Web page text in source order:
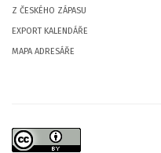
Z ČESKÉHO ZÁPASU
EXPORT KALENDÁŘE
MAPA ADRESÁŘE